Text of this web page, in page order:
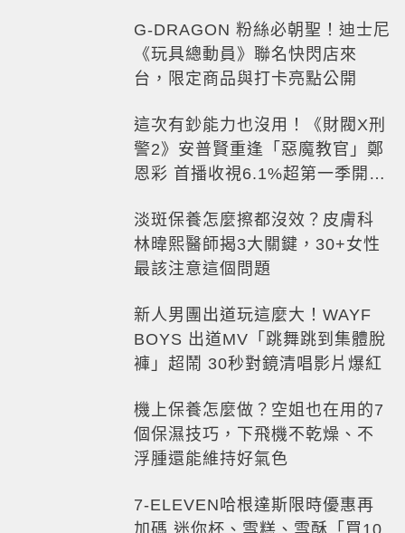
G-DRAGON 粉絲必朝聖！迪士尼
《玩具總動員》聯名快閃店來
台，限定商品與打卡亮點公開
這次有鈔能力也沒用！《財閥X刑
警2》安普賢重逢「惡魔教官」鄭
恩彩 首播收視6.1%超第一季開紅
淡斑保養怎麼擦都沒效？皮膚科
林暐熙醫師揭3大關鍵，30+女性
最該注意這個問題
新人男團出道玩這麼大！WAYF
BOYS 出道MV「跳舞跳到集體脫
褲」超鬧 30秒對鏡清唱影片爆紅
機上保養怎麼做？空姐也在用的7
個保濕技巧，下飛機不乾燥、不
浮腫還能維持好氣色
7-ELEVEN哈根達斯限時優惠再
加碼 迷你杯、雪糕、雪酥「買10